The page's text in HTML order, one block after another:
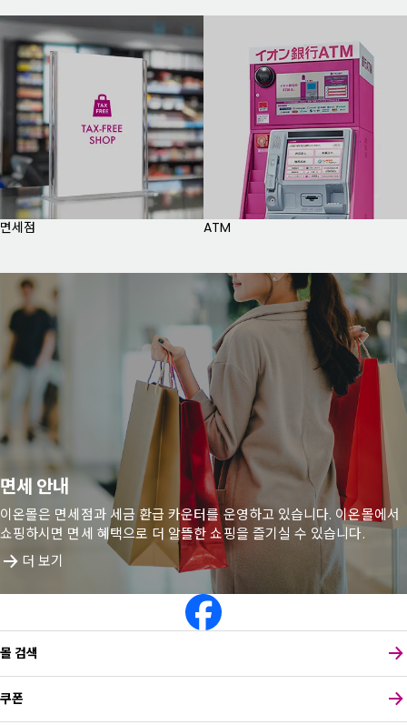
면세점 ATM
면세 안내
이온몰은 면세점과 세금 환급 카운터를 운영하고 있습니다. 이온몰에서
쇼핑하시면 면세 혜택으로 더 알뜰한 쇼핑을 즐기실 수 있습니다.
더 보기
몰 검색
쿠폰